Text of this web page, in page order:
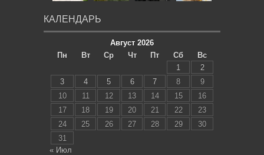
КАЛЕНДАРЬ
Август 2026
Пн
Вт Ср Чт Пт Сб
Вс
1
2
3
4 5 6 7 8
9
10
11 12 13 14 15
16
17
18 19 20 21 22
23
24
25 26 27 28 29
30
31
« Июл